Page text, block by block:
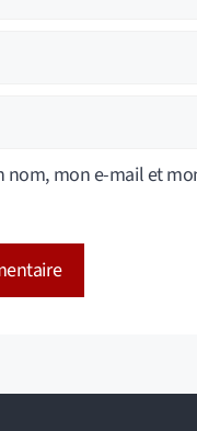
nom, mon e-mail et